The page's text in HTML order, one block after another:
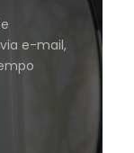
e-mail,